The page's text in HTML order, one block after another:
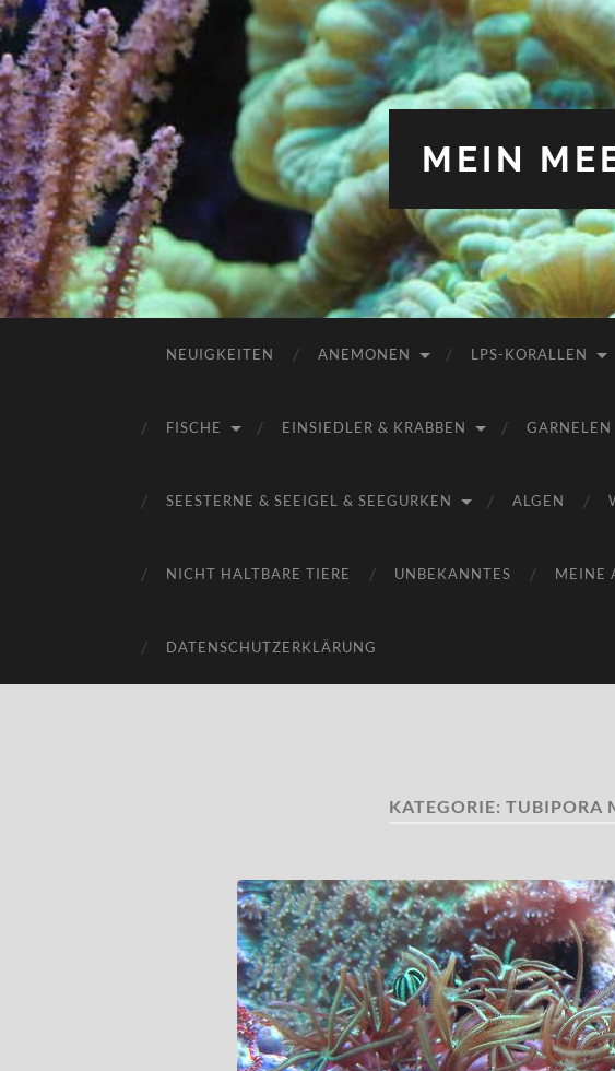
MEIN
NEUIGKEITEN ANEMONEN LPS-KORALLEN
FISCHE EINSIEDLER & KRABBEN GARNELEN
SEESTERNE & SEEIGEL & SEEGURKEN ALGEN
NICHT HALTBARE TIERE UNBEKANNTES MEINE
DATENSCHUTZERKLÄRUNG
KATEGORIE: TUBIPORA